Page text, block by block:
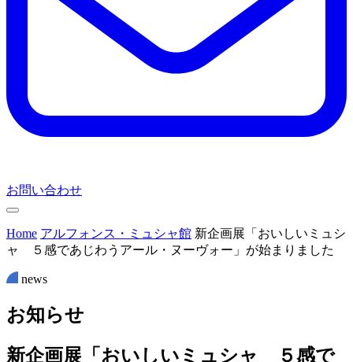
お問い合わせ
Home アルフォンス・ミュシャ館 新企画展「おいしいミュシ
ャ ５感であじわうアール・ヌーヴォー」が始まりました
news
お知らせ
新企画展「おいしいミュシャ ５感で